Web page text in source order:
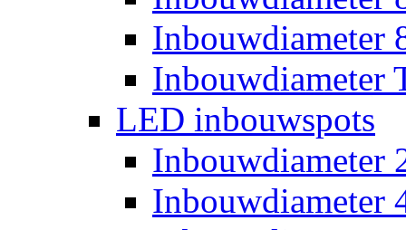
Inbouwdiameter
Inbouwdiameter
LED inbouwspots
Inbouwdiameter
Inbouwdiameter